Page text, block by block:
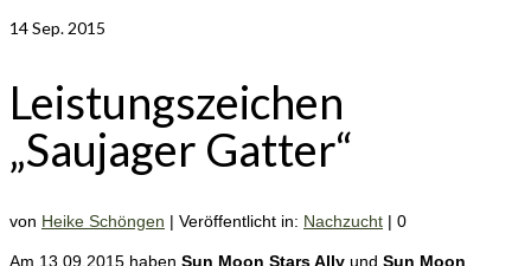
14Sep. 2015
Leistungszeichen
„Saujager Gatter“
von Heike Schöngen | Veröffentlicht in: Nachzucht | 0
Am 13.09.2015 haben Sun Moon Stars Ally und Sun Moon